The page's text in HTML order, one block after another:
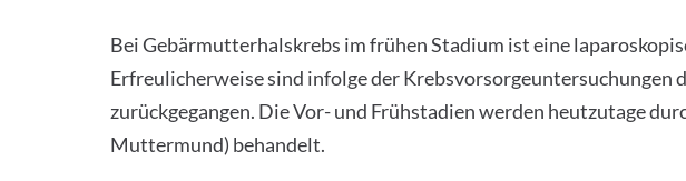
Bei Gebärmutterhalskrebs im frühen Stadium ist eine
Erfreulicherweise sind infolge der
zurückgegangen. Die Vor- und Frühstadien werden heutzutage
Muttermund) behandelt.